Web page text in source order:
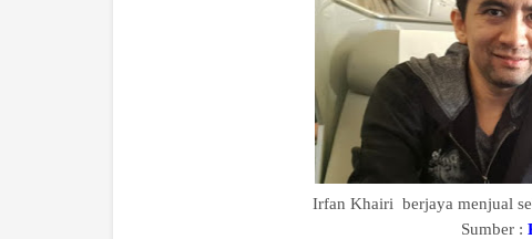
Irfan Khairi berjaya menjual
Sumber :